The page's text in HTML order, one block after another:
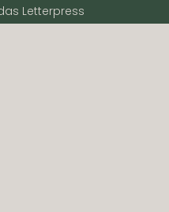
Letterpress​